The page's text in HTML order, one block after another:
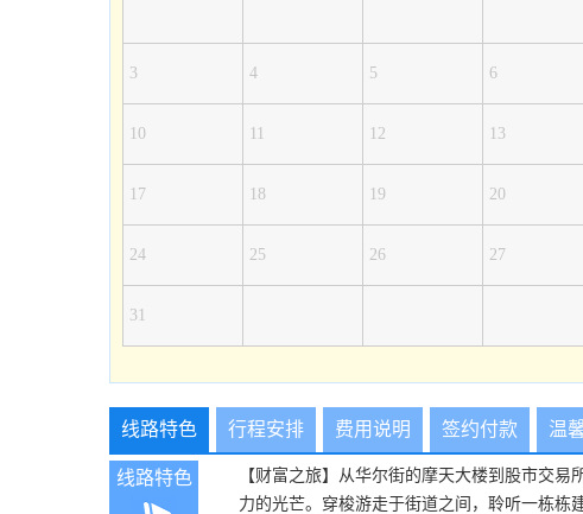
3 4 5 6
10 11 12 13
17 18 19 20
24 25 26 27
31
线路特色 行程安排 费用说明 签约付款 温
线路特色
【财富之旅】从华尔街的摩天大楼到股市交
力的光芒。穿梭游走于街道之间，聆听一栋栋